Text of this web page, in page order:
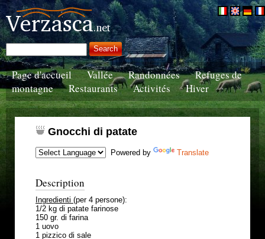
Page d'accueil Vallée Randonnées
Refuges de
montagne
Restaurants Activités Hiver
Gnocchi di patate
Powered by Translate
Description
Ingredienti (per 4 persone):
1/2 kg di patate farinose
150 gr. di farina
1 uovo
1 pizzico di sale